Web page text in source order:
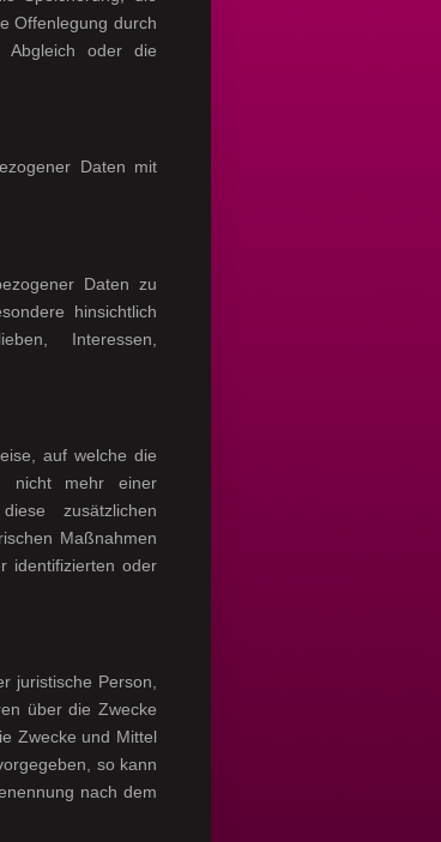
Offenlegung durch
Abgleich oder die
Daten mit
Daten zu
hinsichtlich
Interessen,
auf welche die
nicht mehr einer
zusätzlichen
Maßnahmen
identifizierten oder
juristische Person,
über die Zwecke
Zwecke und Mittel
so kann
nach dem